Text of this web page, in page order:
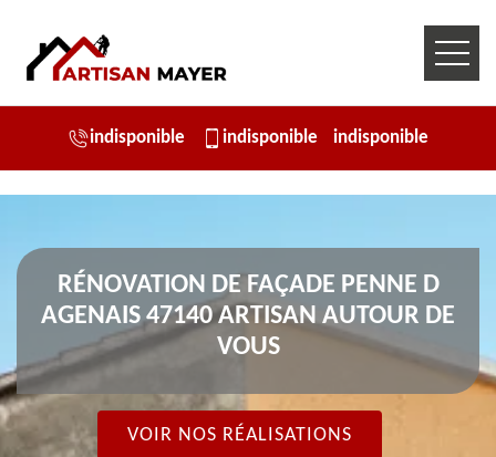
indisponible indisponible indisponible
RÉNOVATION DE FAÇADE PENNE D
AGENAIS 47140 ARTISAN AUTOUR DE
VOUS
VOIR NOS RÉALISATIONS